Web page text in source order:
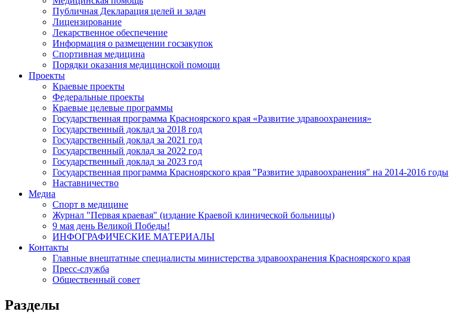
Публичная Декларация целей и задач
Лицензирование
Лекарственное обеспечение
Информация о размещении госзакупок
Спортивная медицина
Порядки оказания медицинской помощи
Проекты
Краевые проекты
Федеральные проекты
Краевые целевые программы
Государственная программа Красноярского края «Развитие здравоохранения»
Государственный доклад за 2018 год
Государственный доклад за 2021 год
Государственный доклад за 2022 год
Государственный доклад за 2023 год
Государственная программа Красноярского края "Развитие здравоохранения" на 2014-2016 годы
Наставничество
Медиа
Спорт в медицине
Журнал "Первая краевая" (издание Краевой клинической больницы)
9 мая день Великой Победы!
ИНФОГРАФИЧЕСКИЕ МАТЕРИАЛЫ
Контакты
Главные внештатные специалисты министерства здравоохранения Красноярского края
Пресс-служба
Общественный совет
Разделы